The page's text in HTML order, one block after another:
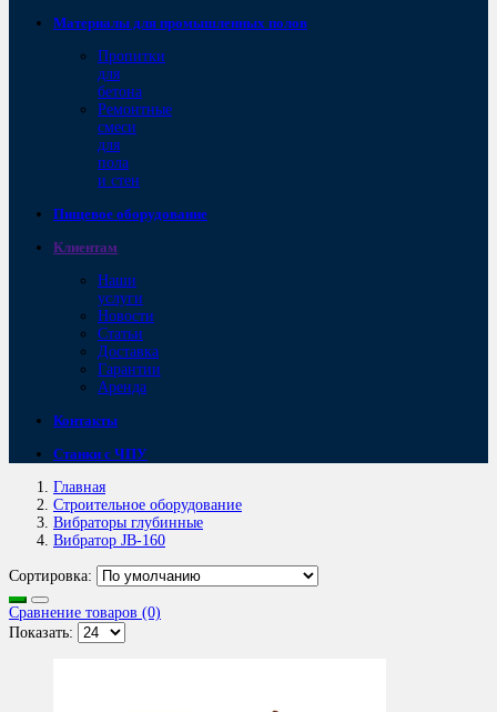
Материалы для промышленных полов
Пропитки
для
бетона
Ремонтные
смеси
для
пола
и стен
Пищевое оборудование
Клиентам
Наши
услуги
Новости
Статьи
Доставка
Гарантии
Аренда
Контакты
Станки с ЧПУ
Главная
Строительное оборудование
Вибраторы глубинные
Вибратор JB-160
Сортировка:
Сравнение товаров (0)
Показать: